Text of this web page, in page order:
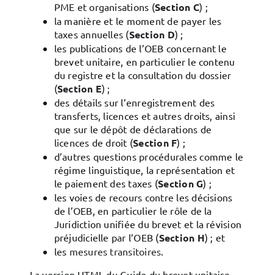
PME et organisations (Section C) ;
la manière et le moment de payer les
taxes annuelles (Section D) ;
les publications de l’OEB concernant le
brevet unitaire, en particulier le contenu
du registre et la consultation du dossier
(Section E) ;
des détails sur l’enregistrement des
transferts, licences et autres droits, ainsi
que sur le dépôt de déclarations de
licences de droit (Section F) ;
d’autres questions procédurales comme le
régime linguistique, la représentation et
le paiement des taxes (Section G) ;
les voies de recours contre les décisions
de l’OEB, en particulier le rôle de la
Juridiction unifiée du brevet et la révision
préjudicielle par l’OEB (Section H) ; et
les mesures transitoires.